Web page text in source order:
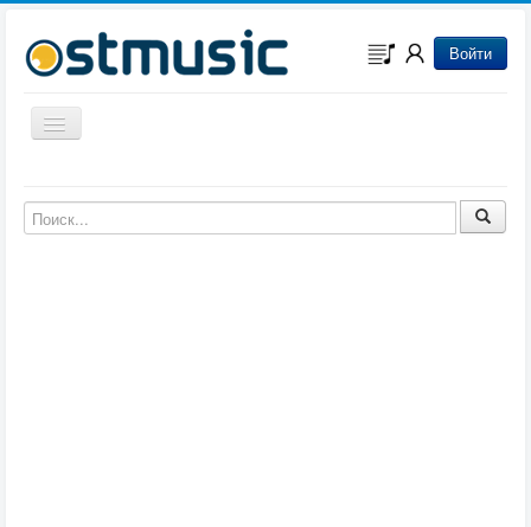
Войти
Включить/выключить навигацию
Музыка из мультфильмов
Музыка из сериалов